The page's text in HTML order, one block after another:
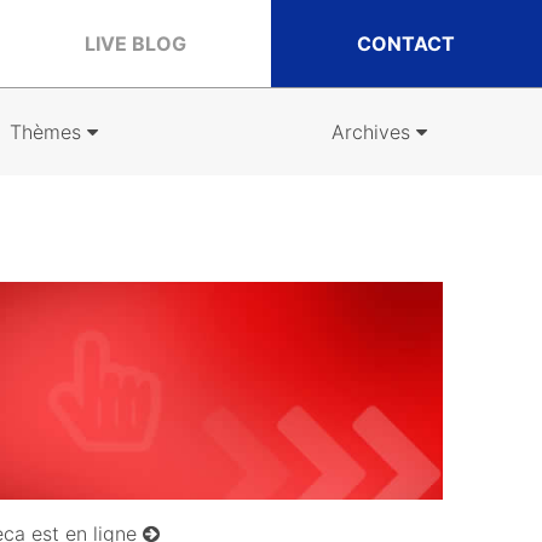
LIVE BLOG CONTACT
Thèmes Archives
est en ligne